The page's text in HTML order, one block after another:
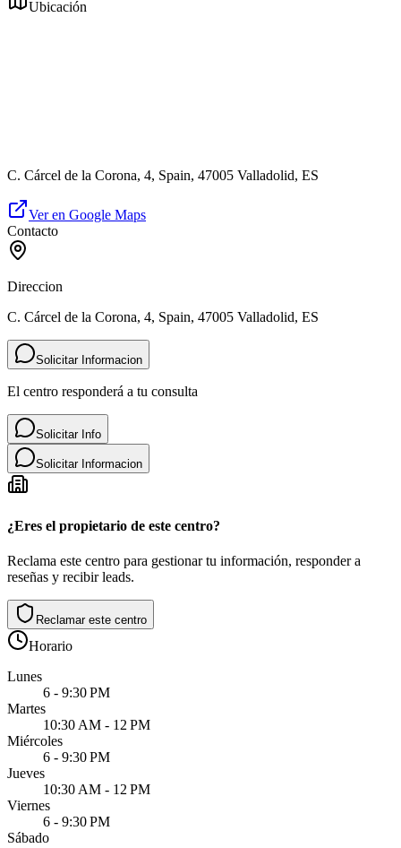
Ubicación
C. Cárcel de la Corona, 4, Spain, 47005 Valladolid, ES
Ver en Google Maps
Contacto
Direccion
C. Cárcel de la Corona, 4, Spain, 47005 Valladolid, ES
Solicitar Informacion
El centro responderá a tu consulta
Solicitar Info
Solicitar Informacion
¿Eres el propietario de este centro?
Reclama este centro para gestionar tu información, responder a
reseñas y recibir leads.
Reclamar este centro
Horario
Lunes
6 - 9:30 PM
Martes
10:30 AM - 12 PM
Miércoles
6 - 9:30 PM
Jueves
10:30 AM - 12 PM
Viernes
6 - 9:30 PM
Sábado